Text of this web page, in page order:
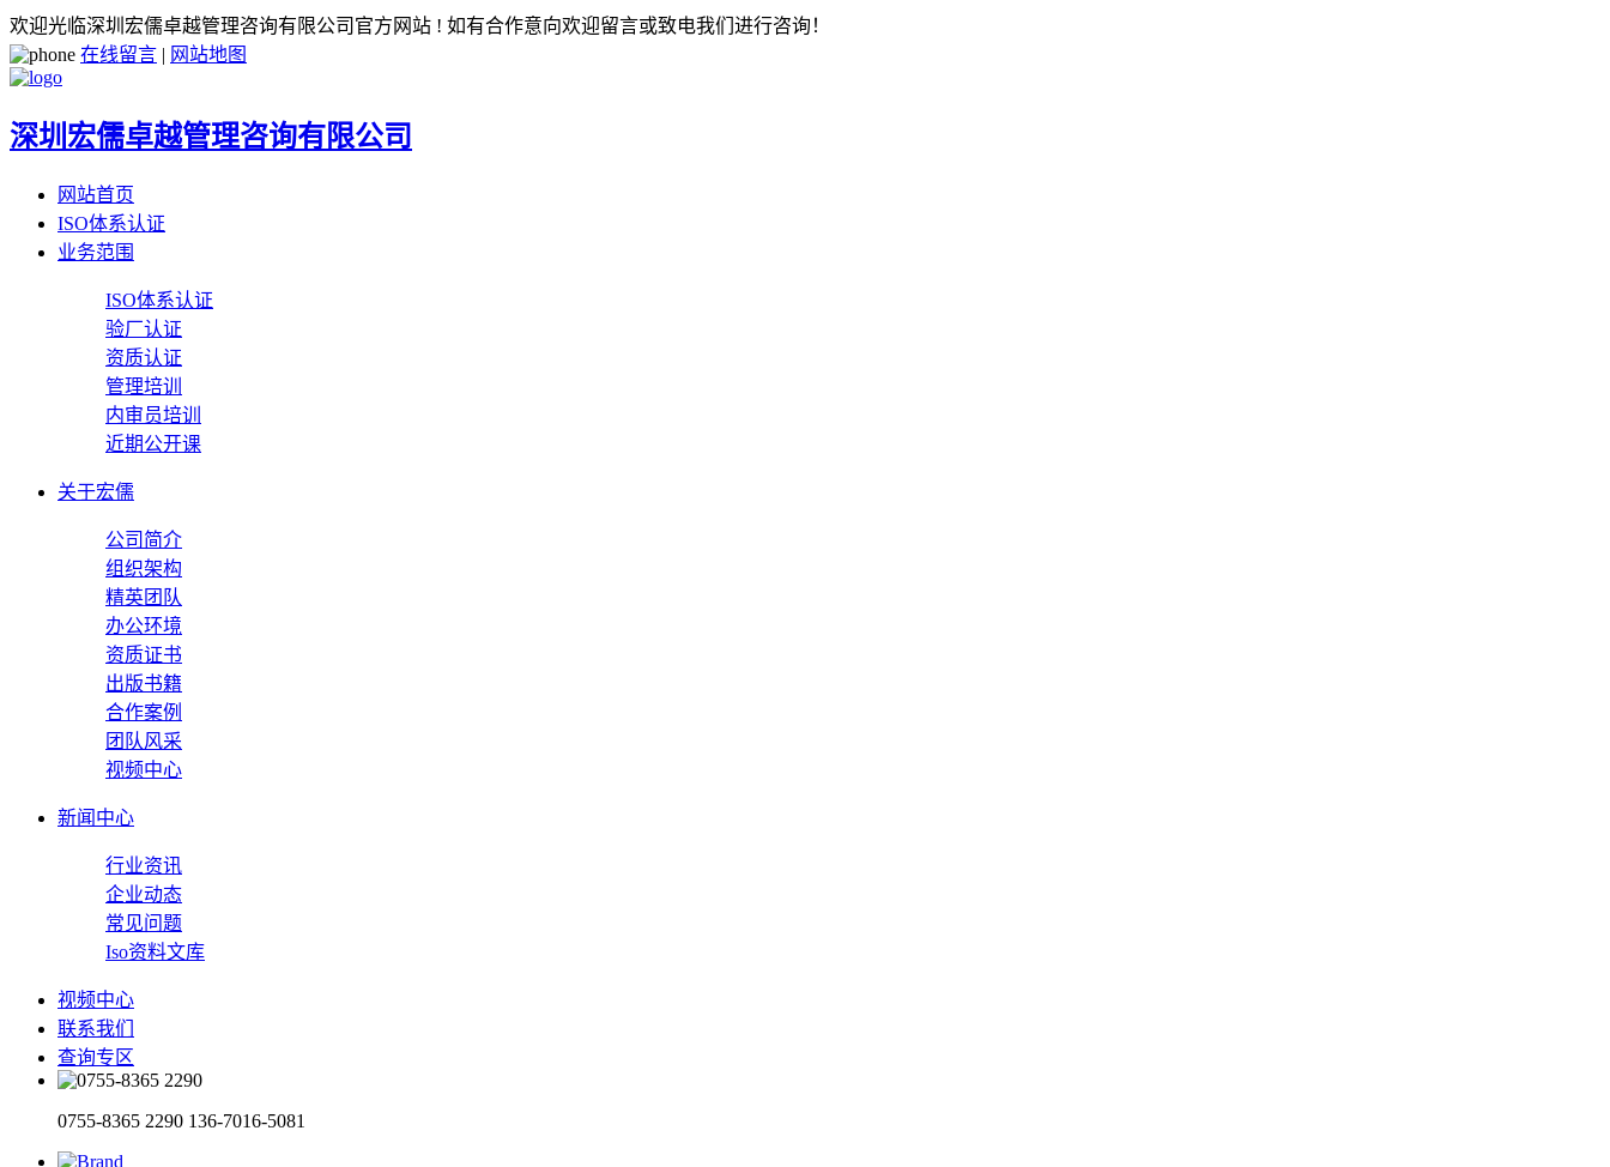
欢迎光临深圳宏儒卓越管理咨询有限公司官方网站 ! 如有合作意向欢迎留言或致电我们进行咨询！
在线留言 | 网站地图
深圳宏儒卓越管理咨询有限公司
网站首页
ISO体系认证
业务范围
ISO体系认证
验厂认证
资质认证
管理培训
内审员培训
近期公开课
关于宏儒
公司简介
组织架构
精英团队
办公环境
资质证书
出版书籍
合作案例
团队风采
视频中心
新闻中心
行业资讯
企业动态
常见问题
Iso资料文库
视频中心
联系我们
查询专区
0755-8365 2290 136-7016-5081